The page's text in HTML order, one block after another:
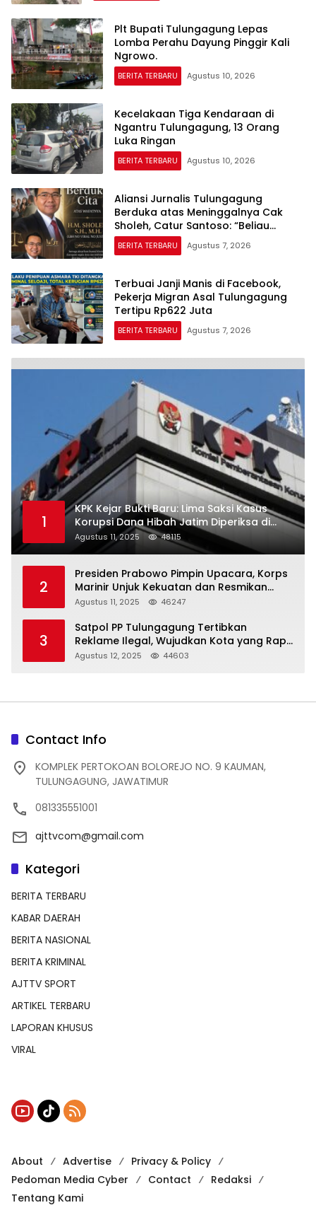
Plt Bupati Tulungagung Lepas
Lomba Perahu Dayung Pinggir Kali
Ngrowo.
BERITA TERBARU Agustus 10, 2026
Kecelakaan Tiga Kendaraan di
Ngantru Tulungagung, 13 Orang
Luka Ringan
BERITA TERBARU Agustus 10, 2026
Aliansi Jurnalis Tulungagung
Berduka atas Meninggalnya Cak
Sholeh, Catur Santoso: “Beliau
Pejuang Keadilan yang Vokal”
BERITA TERBARU Agustus 7, 2026
Terbuai Janji Manis di Facebook,
Pekerja Migran Asal Tulungagung
Tertipu Rp622 Juta
BERITA TERBARU Agustus 7, 2026
1
KPK Kejar Bukti Baru: Lima Saksi Kasus
Korupsi Dana Hibah Jatim Diperiksa di
Trenggalek
Agustus 11, 2025 48115
2
Presiden Prabowo Pimpin Upacara, Korps
Marinir Unjuk Kekuatan dan Resmikan
Struktur Baru
Agustus 11, 2025 46247
3
Satpol PP Tulungagung Tertibkan
Reklame Ilegal, Wujudkan Kota yang Rapi
dan Indah
Agustus 12, 2025 44603
Contact Info
KOMPLEK PERTOKOAN BOLOREJO NO. 9 KAUMAN,
TULUNGAGUNG, JAWATIMUR
081335551001
ajttvcom@gmail.com
Kategori
BERITA TERBARU
KABAR DAERAH
BERITA NASIONAL
BERITA KRIMINAL
AJTTV SPORT
ARTIKEL TERBARU
LAPORAN KHUSUS
VIRAL
About Advertise
Privacy & Policy
Pedoman Media Cyber
Contact
Redaksi
Tentang Kami